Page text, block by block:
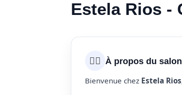
Estela Rios -
💇‍♀️ À propos du
Bienvenue chez Estela Rios